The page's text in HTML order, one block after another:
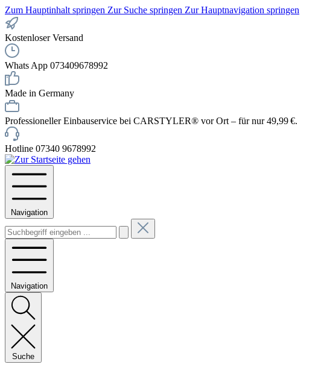
Zum Hauptinhalt springen Zur Suche springen Zur Hauptnavigation springen
Kostenloser Versand
Whats App 073409678992
Made in Germany
Professioneller Einbauservice bei CARSTYLER® vor Ort – für nur 49,99 €.
Hotline 07340 9678992
Navigation
Navigation
Suche